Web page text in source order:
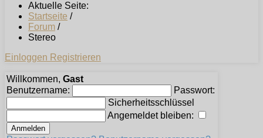
Aktuelle Seite:
Startseite /
Forum /
Stereo
Einloggen Registrieren
Willkommen, Gast
Benutzername:
Passwort:
Sicherheitsschlüssel
Angemeldet bleiben: